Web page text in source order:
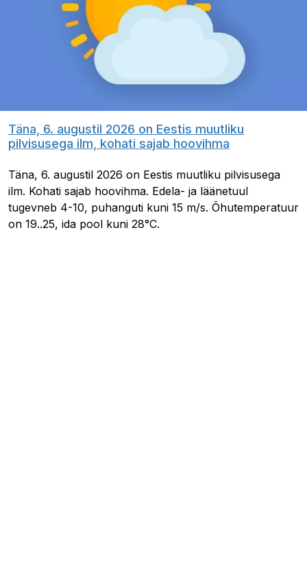
Täna, 6. augustil 2026 on Eestis muutliku
pilvisusega ilm, kohati sajab hoovihma
Täna, 6. augustil 2026 on Eestis muutliku pilvisusega
ilm. Kohati sajab hoovihma. Edela- ja läänetuul
tugevneb 4-10, puhanguti kuni 15 m/s. Õhutemperatuur
on 19..25, ida pool kuni 28°C.